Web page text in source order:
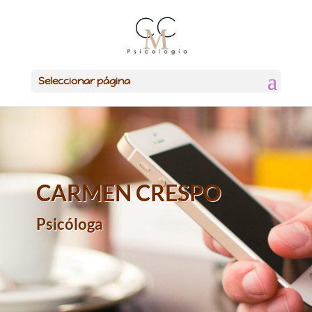
Seleccionar página
CARMEN CRESPO
Psicóloga